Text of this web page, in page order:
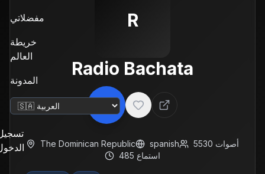
مفضلاتي
خريطة
العالم
المدونة
تغيير اللغة
R
Radio Bachata
The Dominican Republic spanish 5530 أصوات
485 استماع